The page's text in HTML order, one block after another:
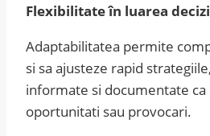
Flexibilitate în luarea
Adaptabilitatea permite
si sa ajusteze rapid
informate si documentate ca
oportunitati sau provocari.